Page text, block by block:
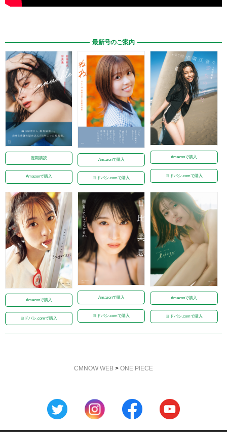
最新号のご案内
定期購読
Amazonで購入
Amazonで購入
ヨドバシ.comで購入
Amazonで購入
ヨドバシ.comで購入
Amazonで購入
ヨドバシ.comで購入
Amazonで購入
ヨドバシ.comで購入
Amazonで購入
ヨドバシ.comで購入
CMNOW WEB > ONE PIECE